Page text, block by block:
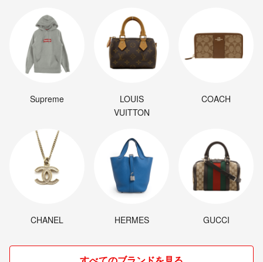
Supreme
LOUIS
VUITTON
COACH
CHANEL HERMES GUCCI